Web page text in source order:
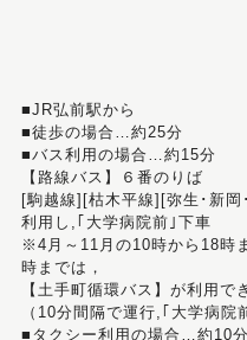
■JR弘前駅から
■徒歩の場合…約25分
■バス利用の場合…約15分
【路線バス】６番のりば
[駒越線][枯木平線][弥生･新
利用し,｢大学病院前｣下車
※4月～11月の10時から18時
時までは，
【土手町循環バス】が利用で
（10分間隔で運行,｢大学病院
■タクシー利用の場合…約10分